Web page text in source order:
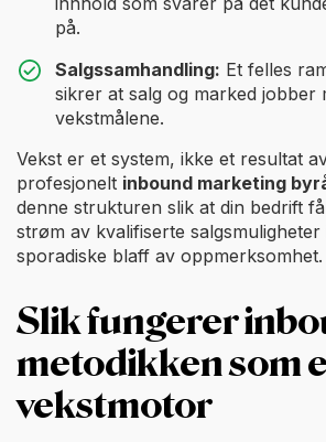
på.
Salgssamhandling: Et felles
sikrer at salg og marked jobber
vekstmålene.
Vekst er et system, ikke et resultat
profesjonelt inbound marketing
denne strukturen slik at din bedrift
strøm av kvalifiserte
sporadiske blaff av oppmerksomhet.
Slik fungerer
metodikken som
vekstmotor